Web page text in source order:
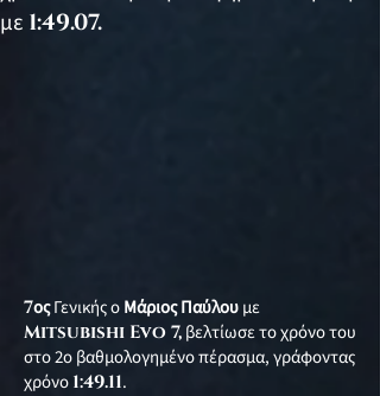
με 1:49.07.
7οςΓενικής οΜάριος Παύλουμε
Mitsubishi Evo 7,βελτίωσε το χρόνο του
στο 2ο βαθμολογημένο πέρασμα, γράφοντας
χρόνο1:49.11.